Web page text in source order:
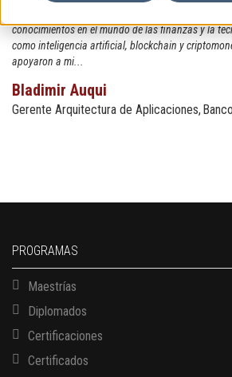
El certificado fue una experiencia enriquecedora
conocimientos en el mundo de las finanzas y la
como inteligencia artificial, blockchain y
apoyaron a mi...
Bladimir Auqui
Gerente Arquitectura de Aplicaciones
PROGRAMAS
Maestrías
Diplomados
Certificaciones
Certificados